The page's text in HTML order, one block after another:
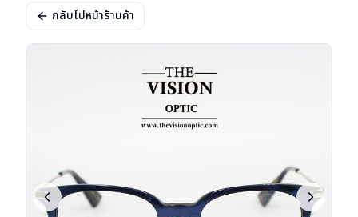
กลับไปหน้าร้านค้า